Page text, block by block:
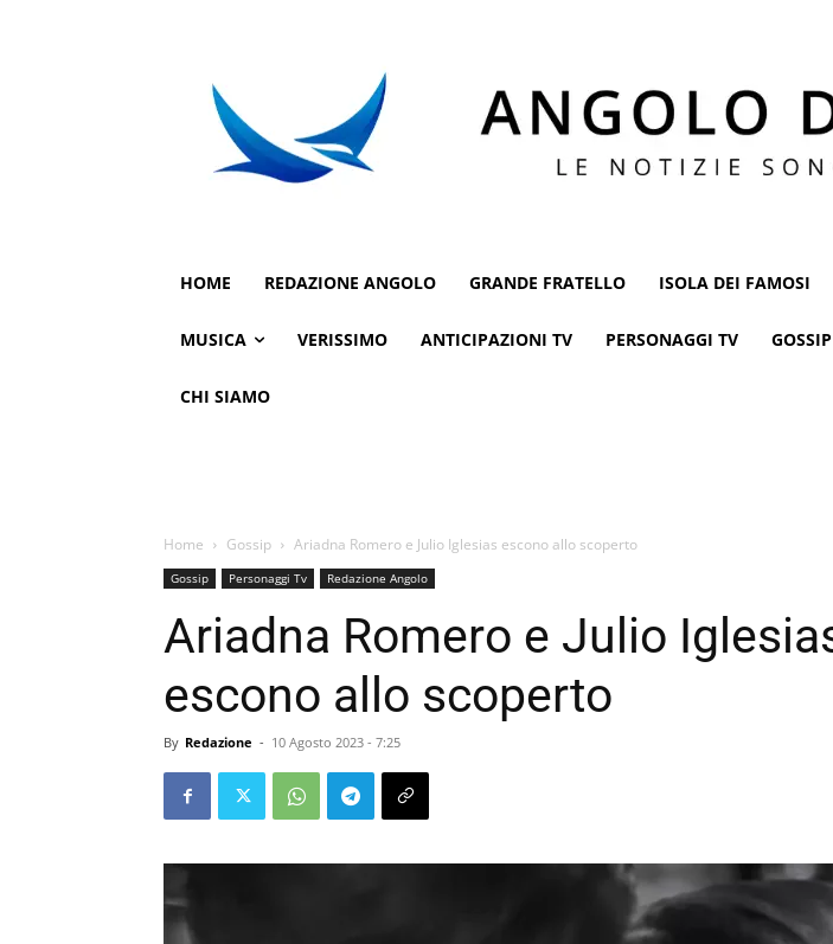
HOME REDAZIONE ANGOLO GRANDE FRATELLO ISOLA DEI FAMOSI
MUSICA VERISSIMO ANTICIPAZIONI TV PERSONAGGI TV GOSSIP
CHI SIAMO
Home Gossip Ariadna Romero e Julio Iglesias escono allo scoperto
Gossip Personaggi Tv Redazione Angolo
Ariadna Romero e Julio
escono allo scoperto
By Redazione - 10 Agosto 2023 - 7:25